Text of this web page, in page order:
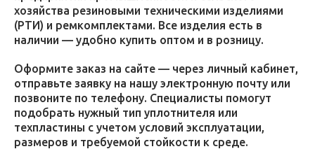
хозяйства резиновыми техническими изделиями
(РТИ) и ремкомплектами. Все изделия есть в
наличии — удобно купить оптом и в розницу.
Оформите заказ на сайте — через личный кабинет,
отправьте заявку на нашу электронную почту или
позвоните по телефону. Специалисты помогут
подобрать нужный тип уплотнителя или
техпластины с учетом условий эксплуатации,
размеров и требуемой стойкости к среде.